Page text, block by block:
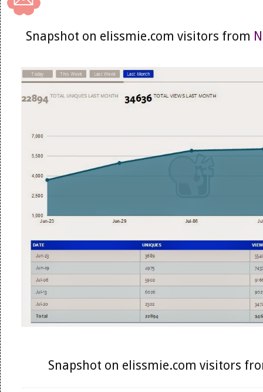
Snapshot on elissmie.com visitors from
Snapshot on elissmie.com visitors